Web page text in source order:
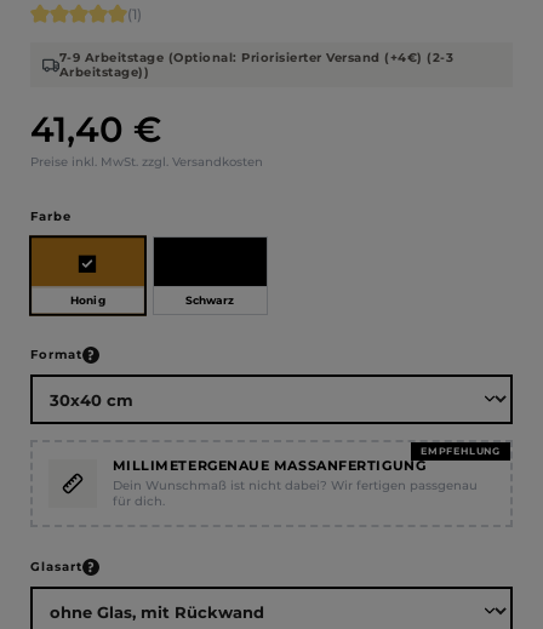
Regulärer Preis:
41,40 €
Preise inkl. MwSt. zzgl. Versandkosten
Durchschnittliche Bewertung von 5 von 5 Sternen
(1)
7-9 Arbeitstage (Optional: Priorisierter Versand (+4€) (2-3
Arbeitstage))
Farbeauswählen
Honig Schwarz
Formatauswählen
EMPFEHLUNG
MILLIMETERGENAUE MASSANFERTIGUNG
Dein Wunschmaß ist nicht dabei? Wir fertigen passgenau
für dich.
Glasartauswählen